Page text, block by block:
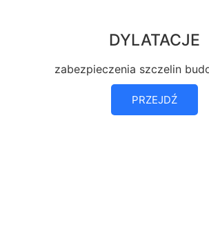
DYLATACJE
zabezpieczenia szczelin
PRZEJDŹ